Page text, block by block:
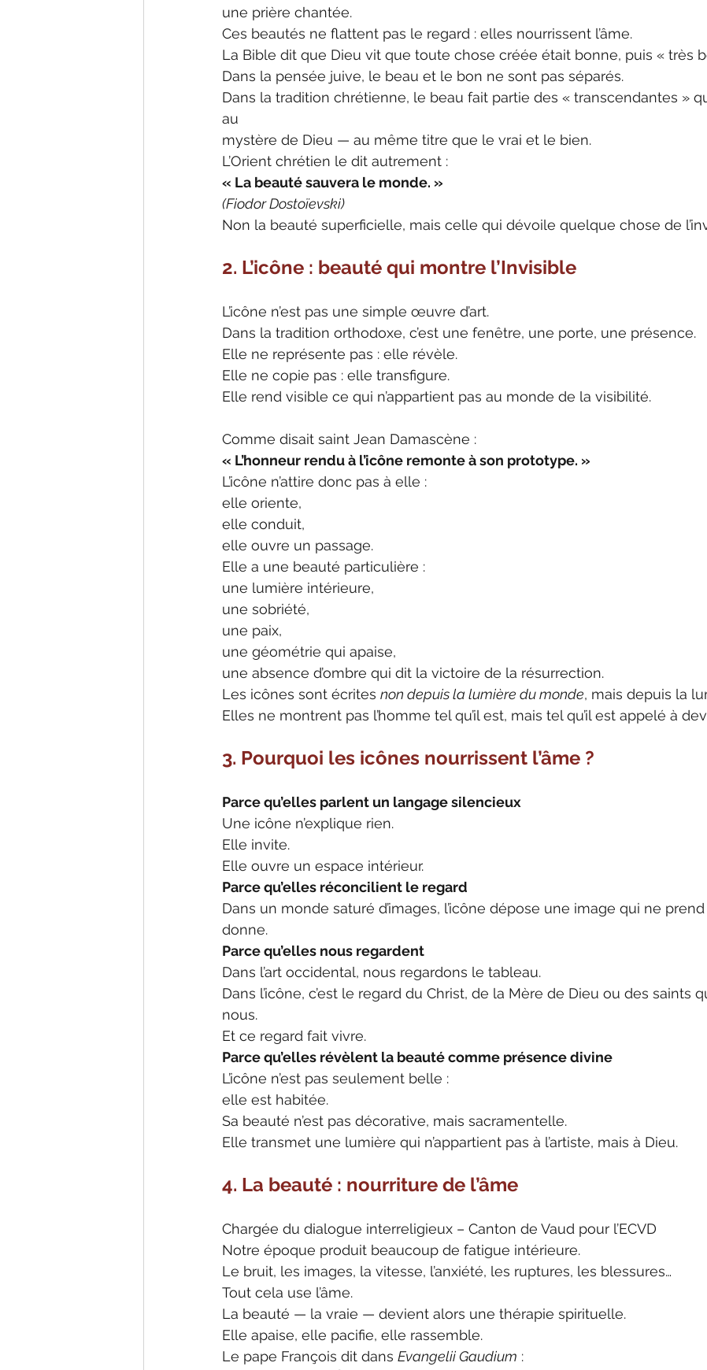
une prière chantée.
Ces beautés ne flattent pas le regard : elles nourrissent l’âme.
La Bible dit que Dieu vit que toute chose créée était bonne, puis « très
Dans la pensée juive, le beau et le bon ne sont pas séparés.
Dans la tradition chrétienne, le beau fait partie des « transcendantes »
au
mystère de Dieu — au même titre que le vrai et le bien.
L’Orient chrétien le dit autrement :
« La beauté sauvera le monde. »
(Fiodor Dostoïevski)
Non la beauté superficielle, mais celle qui dévoile quelque chose de
2. L’icône : beauté qui montre l’Invisible
L’icône n’est pas une simple œuvre d’art.
Dans la tradition orthodoxe, c’est une fenêtre, une porte, une présence.
Elle ne représente pas : elle révèle.
Elle ne copie pas : elle transfigure.
Elle rend visible ce qui n’appartient pas au monde de la visibilité.
Comme disait saint Jean Damascène :
« L’honneur rendu à l’icône remonte à son prototype. »
L’icône n’attire donc pas à elle :
elle oriente,
elle conduit,
elle ouvre un passage.
Elle a une beauté particulière :
une lumière intérieure,
une sobriété,
une paix,
une géométrie qui apaise,
une absence d’ombre qui dit la victoire de la résurrection.
Les icônes sont écrites non depuis la lumière du monde, mais depuis la
Elles ne montrent pas l’homme tel qu’il est, mais tel qu’il est appelé à
3. Pourquoi les icônes nourrissent l’âme ?
Parce qu’elles parlent un langage silencieux
Une icône n’explique rien.
Elle invite.
Elle ouvre un espace intérieur.
Parce qu’elles réconcilient le regard
Dans un monde saturé d’images, l’icône dépose une image qui ne
donne.
Parce qu’elles nous regardent
Dans l’art occidental, nous regardons le tableau.
Dans l’icône, c’est le regard du Christ, de la Mère de Dieu ou des saints
nous.
Et ce regard fait vivre.
Parce qu’elles révèlent la beauté comme présence divine
L’icône n’est pas seulement belle :
elle est habitée.
Sa beauté n’est pas décorative, mais sacramentelle.
Elle transmet une lumière qui n’appartient pas à l’artiste, mais à Dieu.
4. La beauté : nourriture de l’âme
Chargée du dialogue interreligieux – Canton de Vaud pour l’ECVD
Notre époque produit beaucoup de fatigue intérieure.
Le bruit, les images, la vitesse, l’anxiété, les ruptures, les blessures…
Tout cela use l’âme.
La beauté — la vraie — devient alors une thérapie spirituelle.
Elle apaise, elle pacifie, elle rassemble.
Le pape François dit dans Evangelii Gaudium :